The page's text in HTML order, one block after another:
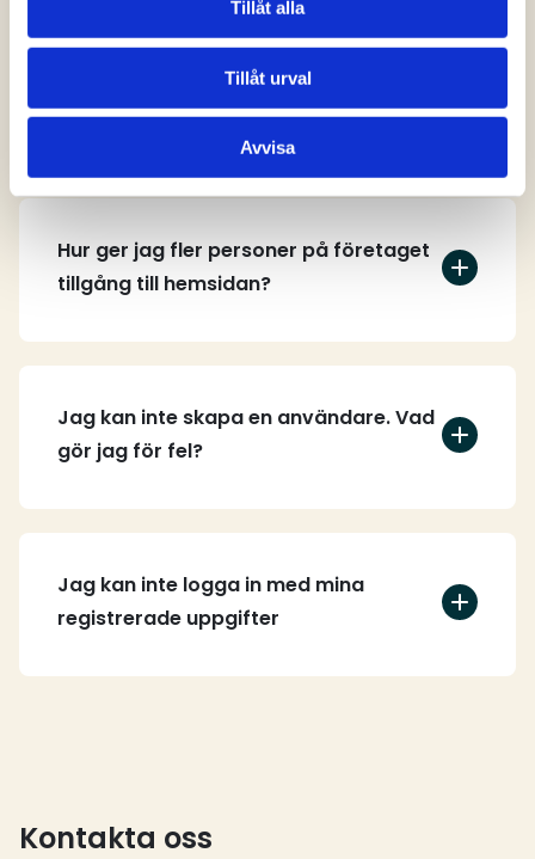
Tillåt alla
Tillåt urval
Avvisa
Hur skapar jag ett användarkonto?
Hur ger jag fler personer på företaget
tillgång till hemsidan?
Jag kan inte skapa en användare. Vad
gör jag för fel?
Jag kan inte logga in med mina
registrerade uppgifter
Kontakta oss